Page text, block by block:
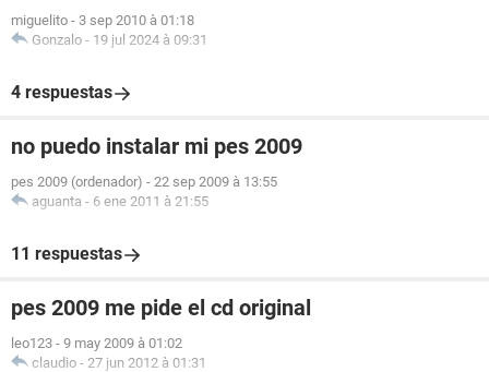
miguelito - 3 sep 2010 à 01:18
Gonzalo - 19 jul 2024 à 09:31
4 respuestas
no puedo instalar mi pes 2009
pes 2009 (ordenador) - 22 sep 2009 à 13:55
aguanta - 6 ene 2011 à 21:55
11 respuestas
pes 2009 me pide el cd original
leo123 - 9 may 2009 à 01:02
claudio - 27 jun 2012 à 01:31